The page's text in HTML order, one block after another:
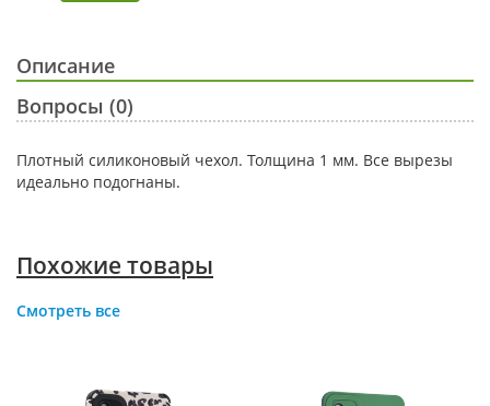
Описание
Вопросы (0)
Плотный силиконовый чехол. Толщина 1 мм. Все вырезы
идеально подогнаны.
Похожие товары
Смотреть все